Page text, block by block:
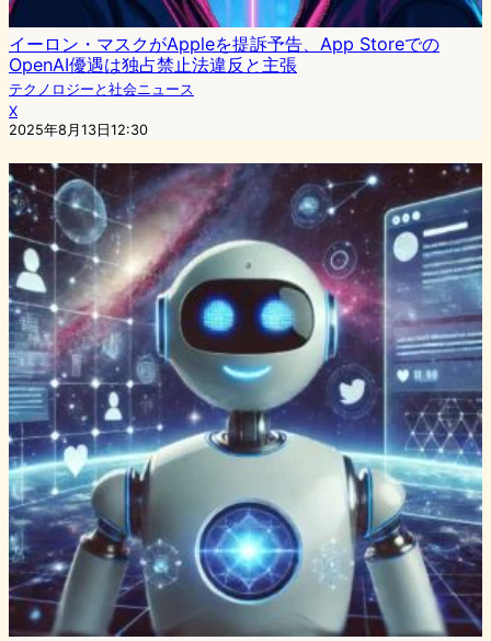
イーロン・マスクがAppleを提訴予告、App Storeでの
OpenAI優遇は独占禁止法違反と主張
テクノロジーと社会ニュース
X
2025年8月13日12:30